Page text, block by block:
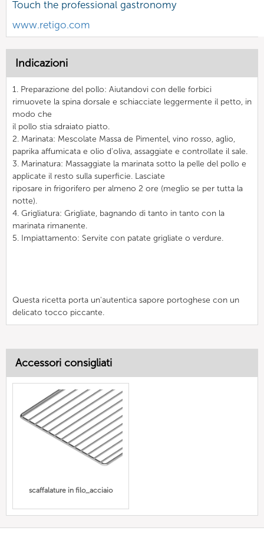
Touch the professional gastronomy
www.retigo.com
Indicazioni
1. Preparazione del pollo: Aiutandovi con delle forbici
rimuovete la spina dorsale e schiacciate leggermente il petto, in
modo che
il pollo stia sdraiato piatto.
2. Marinata: Mescolate Massa de Pimentel, vino rosso, aglio,
paprika affumicata e olio d'oliva, assaggiate e controllate il sale.
3. Marinatura: Massaggiate la marinata sotto la pelle del pollo e
applicate il resto sulla superficie. Lasciate
riposare in frigorifero per almeno 2 ore (meglio se per tutta la
notte).
4. Grigliatura: Grigliate, bagnando di tanto in tanto con la
marinata rimanente.
5. Impiattamento: Servite con patate grigliate o verdure.
Questa ricetta porta un'autentica sapore portoghese con un
delicato tocco piccante.
Accessori consigliati
scaffalature in filo_acciaio